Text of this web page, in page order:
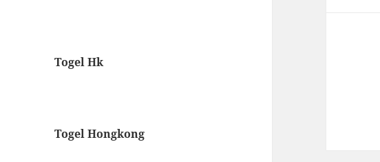
Togel Hk
Togel Hongkong